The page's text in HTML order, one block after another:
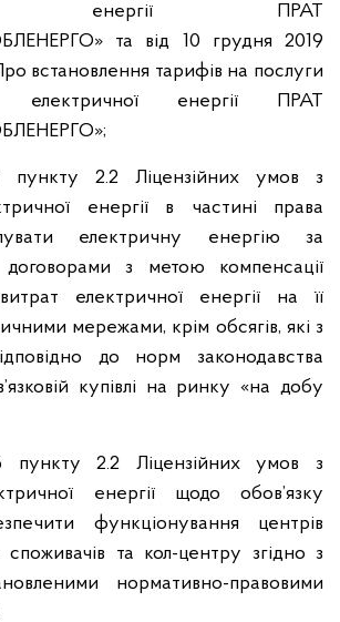
енергії ПРАТ
та від 10 грудня 2019
встановлення тарифів на послуги
електричної енергії ПРАТ
пункту 2.2 Ліцензійних умов з
енергії в частині права
електричну енергію за
договорами з метою компенсації
електричної енергії на її
мережами, крім обсягів, які з
до норм законодавства
купівлі на ринку «на добу
пункту 2.2 Ліцензійних умов з
енергії щодо обов’язку
функціонування центрів
споживачів та кол-центру згідно з
нормативно-правовими